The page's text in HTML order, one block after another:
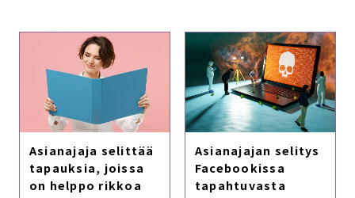
Asianajaja selittää
tapauksia, joissa
on helppo rikkoa
Asianajajan selitys
Facebookissa
tapahtuvasta